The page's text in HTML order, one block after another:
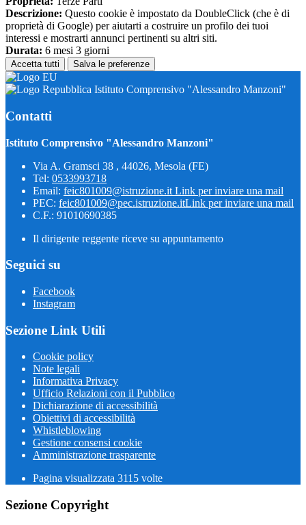
Descrizione: Questo cookie è impostato da DoubleClick (che è di
proprietà di Google) per aiutarti a costruire un profilo dei tuoi
interessi e mostrarti annunci pertinenti su altri siti.
Durata: 6 mesi 3 giorni
Accetta tutti Salva le preferenze
Istituto Comprensivo "Alessandro Manzoni"
Contatti
Istituto Comprensivo "Alessandro Manzoni"
Via A. Gramsci 38 , 44026, Mesola (FE)
Tel: 0533993718
Email: feic801009@istruzione.it Link per inviare una mail
PEC: feic801009@pec.istruzione.itLink per inviare una mail
C.F.: 91010690385
Il dirigente reggente riceve su appuntamento
Seguici su
Facebook
Instagram
Sezione Link Utili
Cookie policy
Note legali
Informativa Privacy
Ufficio Relazioni con il Pubblico
Dichiarazione di accessibilità
Obiettivi di accessibilità
Whistleblowing
Gestione consensi cookie
Amministrazione trasparente
Pagina visualizzata 3115 volte
Sezione Copyright